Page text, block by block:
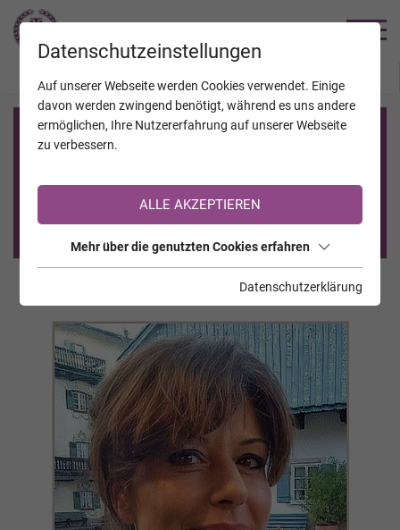
Registrierung auf TrauerHilfe.it
Sie sind noch nicht auf TrauerHilfe.it registriert?
>> zur kostenlosen Registrierung <<
Datenschutzeinstellungen
Auf unserer Webseite werden Cookies verwendet. Einige
davon werden zwingend benötigt, während es uns andere
ermöglichen, Ihre Nutzererfahrung auf unserer Webseite
zu verbessern.
ALLE AKZEPTIEREN
Mehr über die genutzten Cookies erfahren
Datenschutzerklärung
JAHRESTAGE KALENDER VERSTORBENE